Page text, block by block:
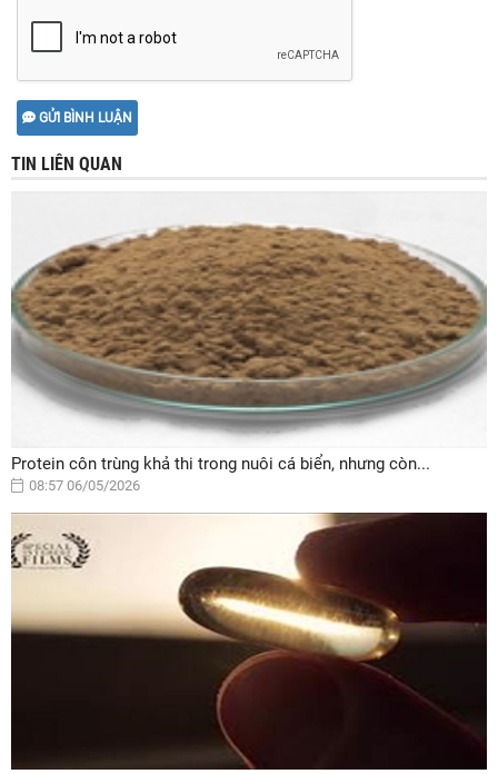
GỬI BÌNH LUẬN
TIN LIÊN QUAN
Protein côn trùng khả thi trong nuôi cá biển, nhưng còn...
08:57 06/05/2026